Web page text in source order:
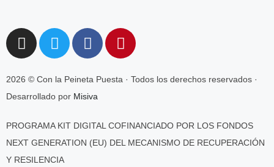
2026 © Con la Peineta Puesta · Todos los derechos reservados ·
Desarrollado por Misiva
PROGRAMA KIT DIGITAL COFINANCIADO POR LOS FONDOS
NEXT GENERATION (EU) DEL MECANISMO DE RECUPERACIÓN
Y RESILENCIA